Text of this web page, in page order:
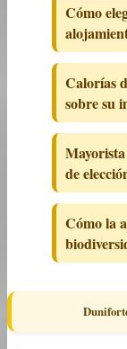
Cómo
Calorías
sobre su
de
Cómo la